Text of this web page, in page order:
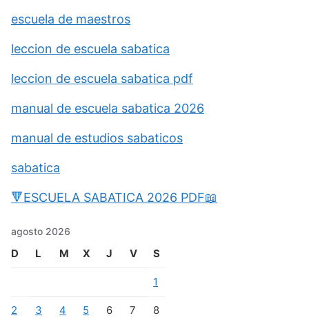
escuela de maestros
leccion de escuela sabatica
leccion de escuela sabatica pdf
manual de escuela sabatica 2026
manual de estudios sabaticos
sabatica
🔻ESCUELA SABATICA 2026 PDF📖
agosto 2026
D L M X J V S
1
2 3 4 5 6 7 8